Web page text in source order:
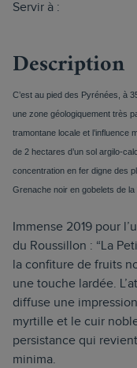
Servir à :
Description
C’est au pied des Pyrénées, à
une zone géologiquement très
tramontane locale et l’influence
de 2 hectares d’un sol argilo-
concentration en fer digne des
Grenache noir en gobelets de la
Immense 2019 pour
du Roussillon : “La
la confiture de fruits
une touche lardée.
diffuse une
myrtille et le cuir
persistance qui
minima.